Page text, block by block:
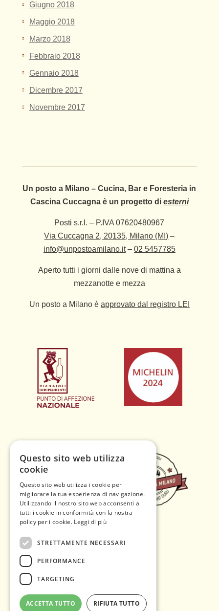
Giugno 2018
Maggio 2018
Marzo 2018
Febbraio 2018
Gennaio 2018
Dicembre 2017
Novembre 2017
Un posto a Milano – Cucina, Bar e Foresteria in
Cascina Cuccagna è un progetto di esterni
Posti s.r.l. – P.IVA 07620480967
Via Cuccagna 2, 20135, Milano (MI) –
info@unpostoamilano.it– 02 5457785
Aperto tutti i giorni dalle nove di mattina a
mezzanotte e mezza
Un posto a Milano è approvato dal registro LEI
Questo sito web utilizza
cookie
Questo sito web utilizza i cookie per
migliorare la tua esperienza di navigazione.
Utilizzando il nostro sito web acconsenti a
tutti i cookie in conformità con la nostra
policy per i cookie. Leggi di più
STRETTAMENTE NECESSARI
PERFORMANCE
TARGETING
ACCETTA TUTTO RIFIUTA TUTTO